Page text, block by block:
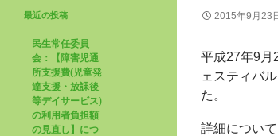
2015年9月23
平成27年9月
ェスティバ
た。
詳細につい
最近の投稿
民生常任委員
会：【障害児通
所支援費(児童発
達支援・放課後
等デイサービス)
の利用者負担額
の見直し】につ